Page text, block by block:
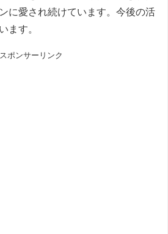
に愛され続けています。今後の活
ます。
スポンサーリンク